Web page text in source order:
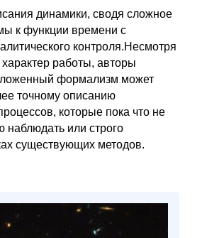
динамики, сводя сложное
к функции времени с
контроля.Несмотря
характер работы, авторы
формализм может
точному описанию
которые пока что не
наблюдать или строго
существующих методов.